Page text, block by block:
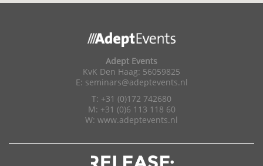
Adept Events
KvK Den Haag: 56059825
E: seminars@adeptevents.nl
T: +31 (0)172 742680
M: +31 (0)6 113 118 60
W: www.adeptevents.nl